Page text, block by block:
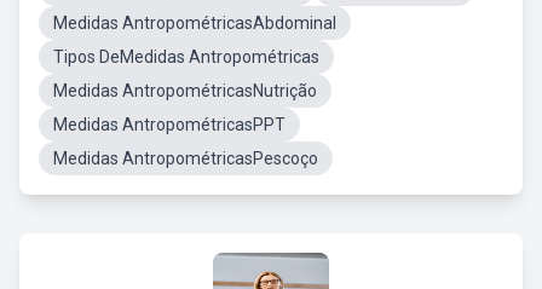
Medidas AntropométricasAbdominal
Tipos DeMedidas Antropométricas
Medidas AntropométricasNutrição
Medidas AntropométricasPPT
Medidas AntropométricasPescoço